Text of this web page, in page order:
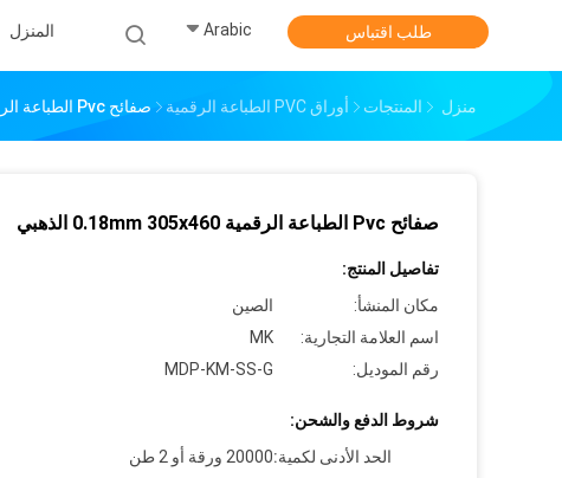
المنزل Arabic طلب اقتباس
منزل المنتجات أوراق PVC الطباعة الرقمية صفائح Pvc الطباعة الرقمية 0.18mm 305x460 الذهبي
صفائح Pvc الطباعة الرقمية 0.18mm 305x460 الذهبي
تفاصيل المنتج:
مكان المنشأ:
الصين
اسم العلامة التجارية:
MK
رقم الموديل:
MDP-KM-SS-G
شروط الدفع والشحن:
الحد الأدنى لكمية:20000 ورقة أو 2 طن